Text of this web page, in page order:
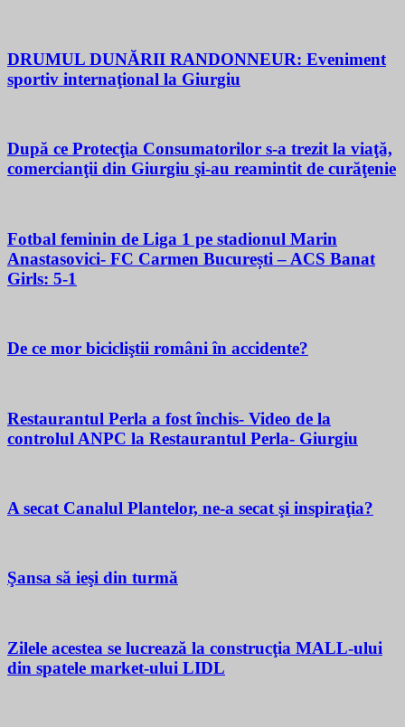
DRUMUL DUNĂRII RANDONNEUR: Eveniment
sportiv internaţional la Giurgiu
După ce Protecţia Consumatorilor s-a trezit la viaţă,
comercianţii din Giurgiu şi-au reamintit de curăţenie
Fotbal feminin de Liga 1 pe stadionul Marin
Anastasovici- FC Carmen București – ACS Banat
Girls: 5-1
De ce mor bicicliştii români în accidente?
Restaurantul Perla a fost închis- Video de la
controlul ANPC la Restaurantul Perla- Giurgiu
A secat Canalul Plantelor, ne-a secat şi inspiraţia?
Şansa să ieşi din turmă
Zilele acestea se lucrează la construcţia MALL-ului
din spatele market-ului LIDL